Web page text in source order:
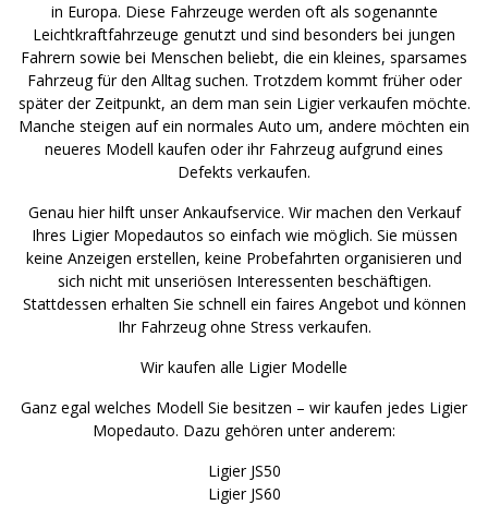
in Europa. Diese Fahrzeuge werden oft als sogenannte
Leichtkraftfahrzeuge genutzt und sind besonders bei jungen
Fahrern sowie bei Menschen beliebt, die ein kleines, sparsames
Fahrzeug für den Alltag suchen. Trotzdem kommt früher oder
später der Zeitpunkt, an dem man sein Ligier verkaufen möchte.
Manche steigen auf ein normales Auto um, andere möchten ein
neueres Modell kaufen oder ihr Fahrzeug aufgrund eines
Defekts verkaufen.
Genau hier hilft unser Ankaufservice. Wir machen den Verkauf
Ihres Ligier Mopedautos so einfach wie möglich. Sie müssen
keine Anzeigen erstellen, keine Probefahrten organisieren und
sich nicht mit unseriösen Interessenten beschäftigen.
Stattdessen erhalten Sie schnell ein faires Angebot und können
Ihr Fahrzeug ohne Stress verkaufen.
Wir kaufen alle Ligier Modelle
Ganz egal welches Modell Sie besitzen – wir kaufen jedes Ligier
Mopedauto. Dazu gehören unter anderem:
Ligier JS50
Ligier JS60